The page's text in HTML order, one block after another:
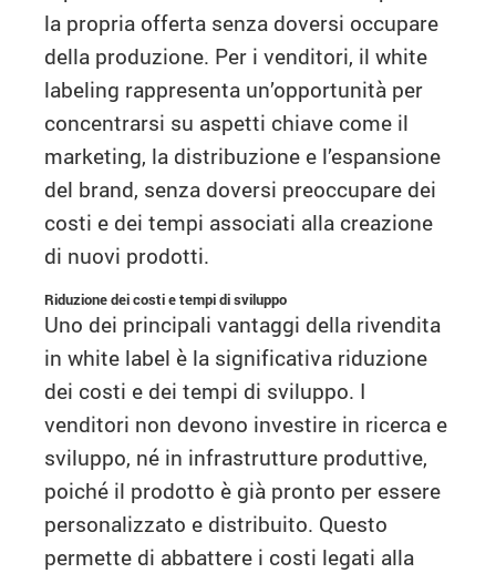
la propria offerta senza doversi occupare
della produzione. Per i venditori, il white
labeling rappresenta un’opportunità per
concentrarsi su aspetti chiave come il
marketing, la distribuzione e l’espansione
del brand, senza doversi preoccupare dei
costi e dei tempi associati alla creazione
di nuovi prodotti.
Riduzione dei costi e tempi di sviluppo
Uno dei principali vantaggi della rivendita
in white label è la significativa riduzione
dei costi e dei tempi di sviluppo. I
venditori non devono investire in ricerca e
sviluppo, né in infrastrutture produttive,
poiché il prodotto è già pronto per essere
personalizzato e distribuito. Questo
permette di abbattere i costi legati alla